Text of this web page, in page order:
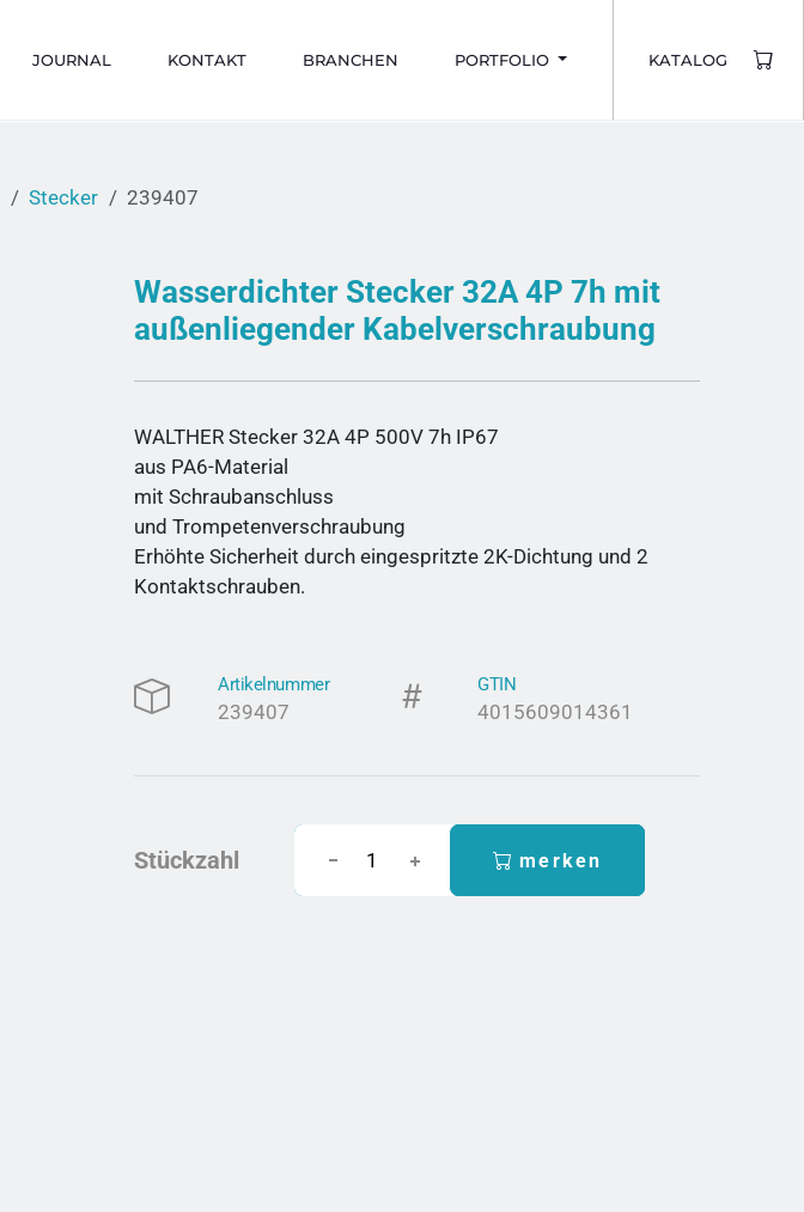
JOURNAL KONTAKT BRANCHEN PORTFOLIO KATALOG
Stecker 239407
Wasserdichter Stecker 32A 4P 7h mit
außenliegender Kabelverschraubung
WALTHER Stecker 32A 4P 500V 7h IP67
aus PA6-Material
mit Schraubanschluss
und Trompetenverschraubung
Erhöhte Sicherheit durch eingespritzte 2K-Dichtung und 2
Kontaktschrauben.
Artikelnummer
239407
GTIN
4015609014361
Stückzahl merken